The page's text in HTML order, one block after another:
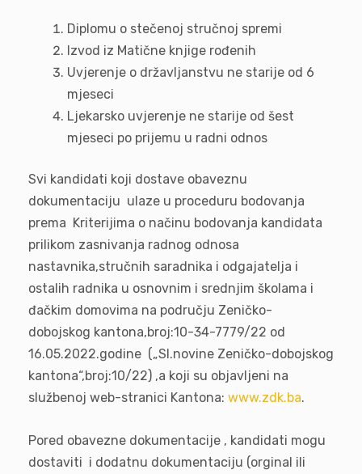
Diplomu o stečenoj stručnoj spremi
Izvod iz Matične knjige rođenih
Uvjerenje o državljanstvu ne starije od 6
mjeseci
Ljekarsko uvjerenje ne starije od šest
mjeseci po prijemu u radni odnos
Svi kandidati koji dostave obaveznu
dokumentaciju ulaze u proceduru bodovanja
prema Kriterijima o načinu bodovanja kandidata
prilikom zasnivanja radnog odnosa
nastavnika,stručnih saradnika i odgajatelja i
ostalih radnika u osnovnim i srednjim školama i
đačkim domovima na području Zeničko-
dobojskog kantona,broj:10-34-7779/22 od
16.05.2022.godine („Sl.novine Zeničko-dobojskog
kantona“,broj:10/22) ,a koji su objavljeni na
službenoj web-stranici Kantona: www.zdk.ba.
Pored obavezne dokumentacije , kandidati mogu
dostaviti i dodatnu dokumentaciju (orginal ili